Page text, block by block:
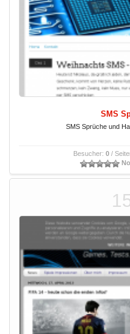
SMS
SMS Sprüche und
Besucher: 0 /